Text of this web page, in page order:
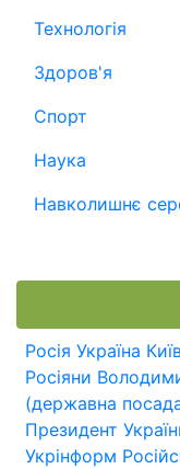
Технологія
Здоров'я
Спорт
Наука
Навколишнє
Росія Україна
Росіяни
(державна
Президент
Укрінформ